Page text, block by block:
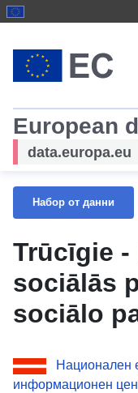
European
data.europa.eu
Набор от данни
Trūcīgie -
sociālās
sociālo
sistēmas
Национален
информационен